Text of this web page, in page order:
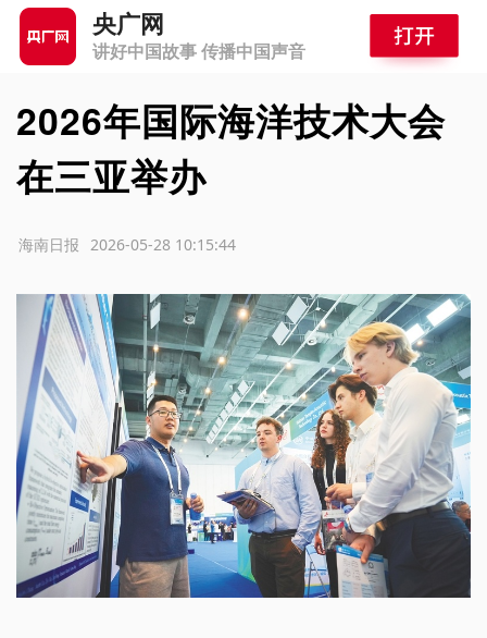
央广网
讲好中国故事 传播中国声音
2026年国际海洋技术大会
在三亚举办
2026-05-28 10:15:44
海南日报